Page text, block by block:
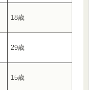
18歳
29歳
15歳